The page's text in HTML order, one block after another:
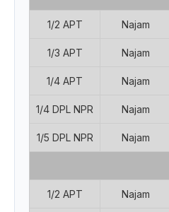
1/2 APT Najam
1/3 APT Najam
1/4 APT Najam
1/4 DPL NPR Najam
1/5 DPL NPR Najam
1/2 APT Najam